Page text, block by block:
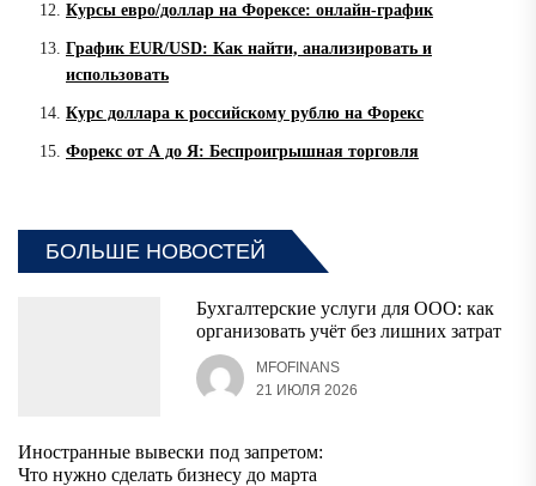
Курсы евро/доллар на Форексе: онлайн-график
График EUR/USD: Как найти, анализировать и
использовать
Курс доллара к российскому рублю на Форекс
Форекс от А до Я: Беспроигрышная торговля
БОЛЬШЕ НОВОСТЕЙ
Бухгалтерские услуги для ООО: как
организовать учёт без лишних затрат
MFOFINANS
21 ИЮЛЯ 2026
Иностранные вывески под запретом:
Что нужно сделать бизнесу до марта